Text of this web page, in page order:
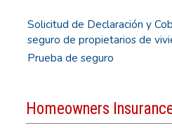
Solicitud de Declaración y
seguro de propietarios de
Prueba de seguro
Homeowners